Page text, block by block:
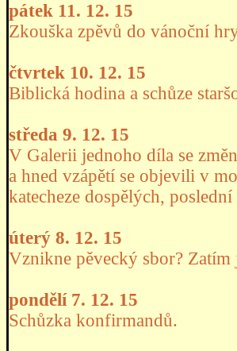
pátek 11. 12. 15
Zkouška zpěvů do vánoční
čtvrtek 10. 12. 15
Biblická hodina a schůze
středa 9. 12. 15
V Galerii jednoho díla se
a hned vzápětí se objevili v
katecheze dospělých,
úterý 8. 12. 15
Vznikne pěvecký sbor? Zatím
pondělí 7. 12. 15
Schůzka konfirmandů.